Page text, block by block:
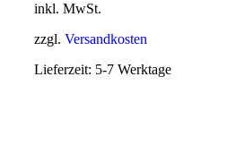
mehrere
auf.
Optionen
inkl. MwSt.
zzgl. Versandkosten
Lieferzeit: 5-7 Werktage